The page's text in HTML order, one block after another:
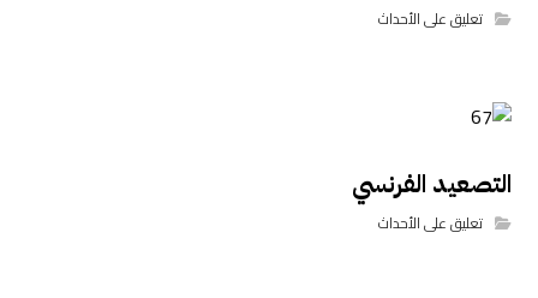
تعليق على الأحداث
التصعيد الفرنسي
تعليق على الأحداث